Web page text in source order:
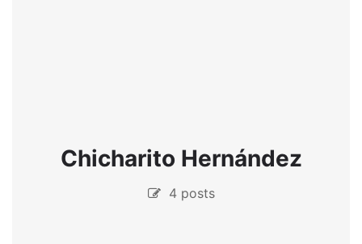
Chicharito Hernández
4 posts